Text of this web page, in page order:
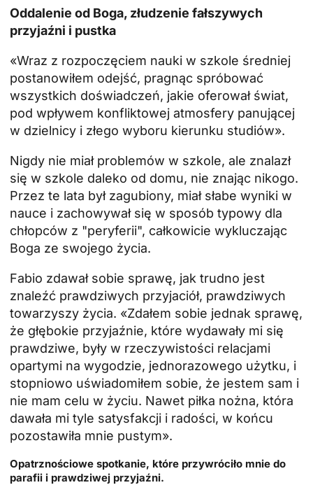
Oddalenie od Boga, złudzenie fałszywych
przyjaźni i pustka
«Wraz z rozpoczęciem nauki w szkole średniej
postanowiłem odejść, pragnąc spróbować
wszystkich doświadczeń, jakie oferował świat,
pod wpływem konfliktowej atmosfery panującej
w dzielnicy i złego wyboru kierunku studiów».
Nigdy nie miał problemów w szkole, ale znalazł
się w szkole daleko od domu, nie znając nikogo.
Przez te lata był zagubiony, miał słabe wyniki w
nauce i zachowywał się w sposób typowy dla
chłopców z "peryferii", całkowicie wykluczając
Boga ze swojego życia.
Fabio zdawał sobie sprawę, jak trudno jest
znaleźć prawdziwych przyjaciół, prawdziwych
towarzyszy życia. «Zdałem sobie jednak sprawę,
że głębokie przyjaźnie, które wydawały mi się
prawdziwe, były w rzeczywistości relacjami
opartymi na wygodzie, jednorazowego użytku, i
stopniowo uświadomiłem sobie, że jestem sam i
nie mam celu w życiu. Nawet piłka nożna, która
dawała mi tyle satysfakcji i radości, w końcu
pozostawiła mnie pustym».
Opatrznościowe spotkanie, które przywróciło mnie do
parafii i prawdziwej przyjaźni.